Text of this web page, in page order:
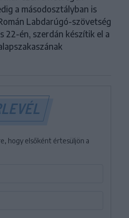
a másodosztályban is
Labdarúgó-szövetség
22-én, szerdán készítik el a
hogy elsőként értesüljön a